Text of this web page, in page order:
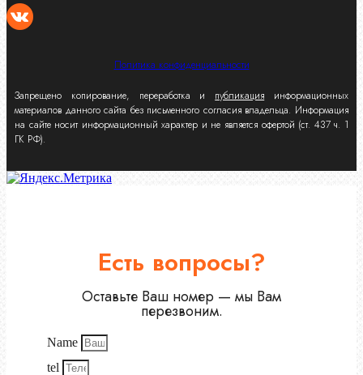
Политика конфиденциальности
Запрещено копирование, переработка и публикация информационных
материалов данного сайта без письменного согласия владельца. Информация
на сайте носит информационный характер и не является офертой (ст. 437 ч. 1
ГК РФ).
Есть вопросы?
Оставьте Ваш номер — мы Вам
перезвоним.
Name
tel